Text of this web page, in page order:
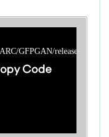
GFPGAN/releases/
Code